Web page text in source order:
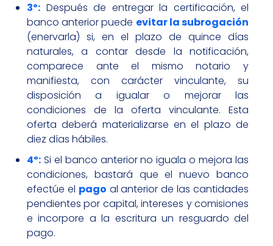
3º: Después de entregar la certificación, el
banco anterior puede evitar la subrogación
(enervarla) si, en el plazo de quince días
naturales, a contar desde la notificación,
comparece ante el mismo notario y
manifiesta, con carácter vinculante, su
disposición a igualar o mejorar las
condiciones de la oferta vinculante. Esta
oferta deberá materializarse en el plazo de
diez días hábiles.
4º: Si el banco anterior no iguala o mejora las
condiciones, bastará que el nuevo banco
efectúe el pago al anterior de las cantidades
pendientes por capital, intereses y comisiones
e incorpore a la escritura un resguardo del
pago.